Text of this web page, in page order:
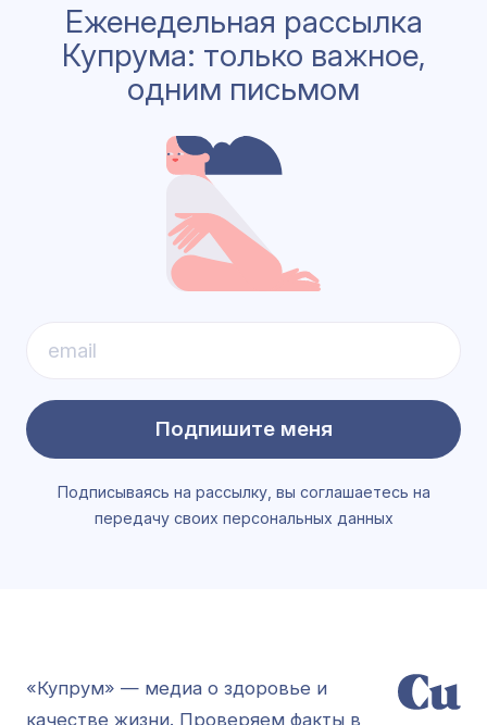
Еженедельная рассылка
Купрума: только важное,
одним письмом
Подпишите меня
Подписываясь на рассылку, вы соглашаетесь на
передачу своих персональных данных
«Купрум» — медиа о здоровье и
качестве жизни. Проверяем факты в